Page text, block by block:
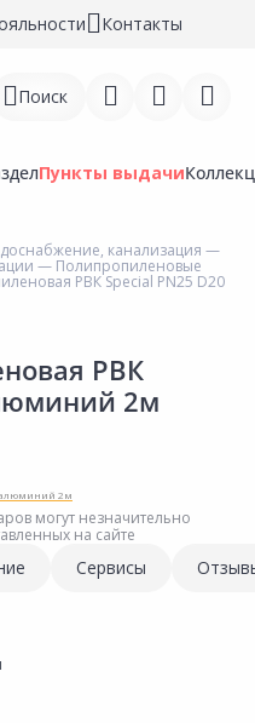
Контакты
Поиск
Пункты выдачи
канализация —
— Полипропиленовые
РВК Special PN25 D20
РВК
2м
могут незначительно
на сайте
Сервисы